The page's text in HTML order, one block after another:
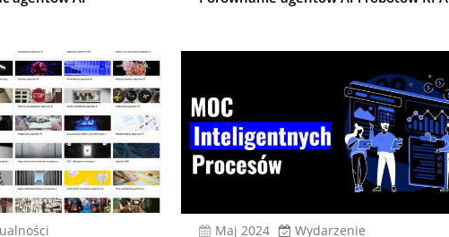
Maj 2024 Wydarzenie